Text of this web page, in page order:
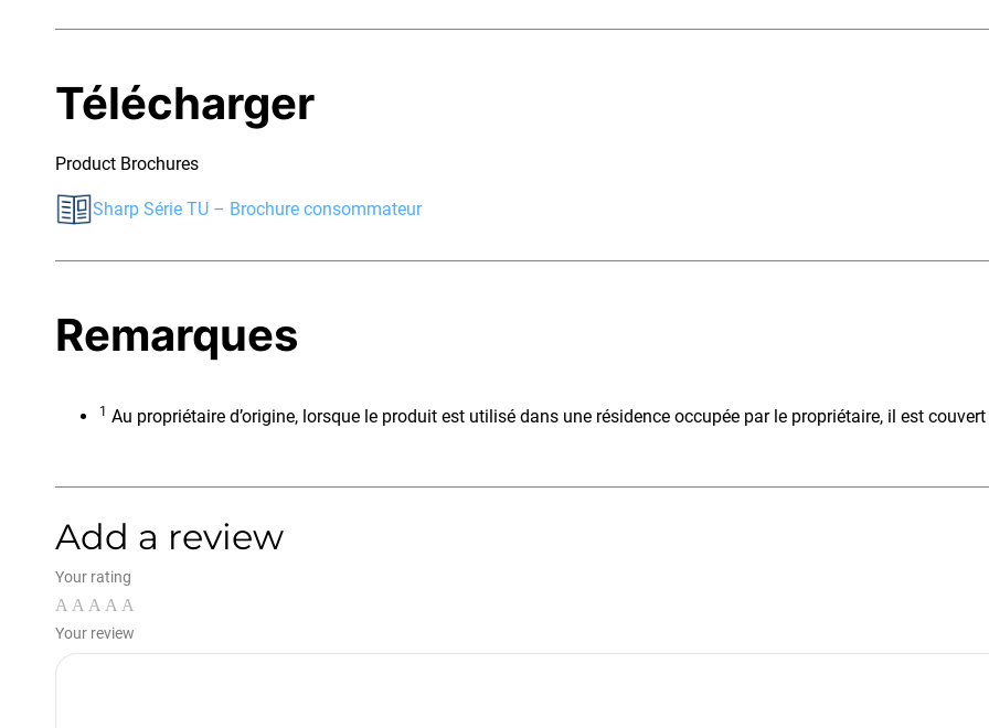
Télécharger
Product Brochures
Sharp Série TU – Brochure consommateur
Remarques
1 Au propriétaire d’origine, lorsque le produit est utilisé dans une résidence occupée par le propriétaire, il est
Add a review
Your rating
Your review